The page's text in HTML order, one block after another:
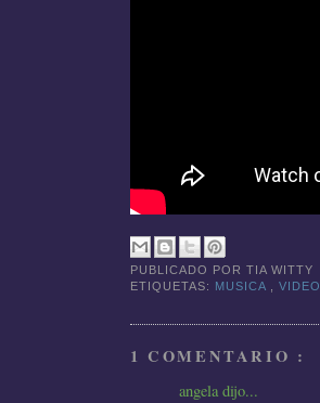
PUBLICADO PORTIA WITTY
ETIQUETAS: MUSICA ,VIDEO
1 COMENTARIO :
angela dijo...